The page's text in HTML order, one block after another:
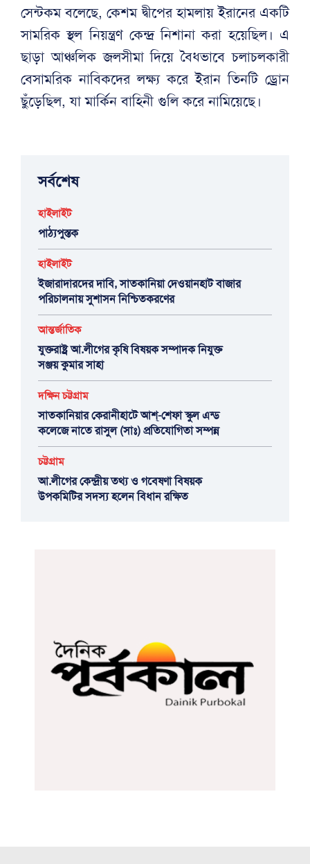
সেন্টকম বলেছে, কেশম দ্বীপের হামলায় ইরানের একটি
সামরিক স্থল নিয়ন্ত্রণ কেন্দ্র নিশানা করা হয়েছিল। এ
ছাড়া আঞ্চলিক জলসীমা দিয়ে বৈধভাবে চলাচলকারী
বেসামরিক নাবিকদের লক্ষ্য করে ইরান তিনটি ড্রোন
ছুঁড়েছিল, যা মার্কিন বাহিনী গুলি করে নামিয়েছে।
সর্বশেষ
হাইলাইট
পাঠ্যপুস্তক
হাইলাইট
ইজারাদারদের দাবি, সাতকানিয়া দেওয়ানহাট বাজার
পরিচালনায় সুশাসন নিশ্চিতকরণের
আন্তর্জাতিক
যুক্তরাষ্ট্র আ.লীগের কৃষি বিষয়ক সম্পাদক নিযুক্ত
সঞ্জয় কুমার সাহা
দক্ষিন চট্টগ্রাম
সাতকানিয়ার কেরানীহাটে আশ্-শেফা স্কুল এন্ড
কলেজে নাতে রাসুল (সাঃ) প্রতিযোগিতা সম্পন্ন
চট্টগ্রাম
আ.লীগের কেন্দ্রীয় তথ্য ও গবেষণা বিষয়ক
উপকমিটির সদস্য হলেন বিধান রক্ষিত